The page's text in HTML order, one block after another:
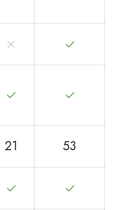
21 53